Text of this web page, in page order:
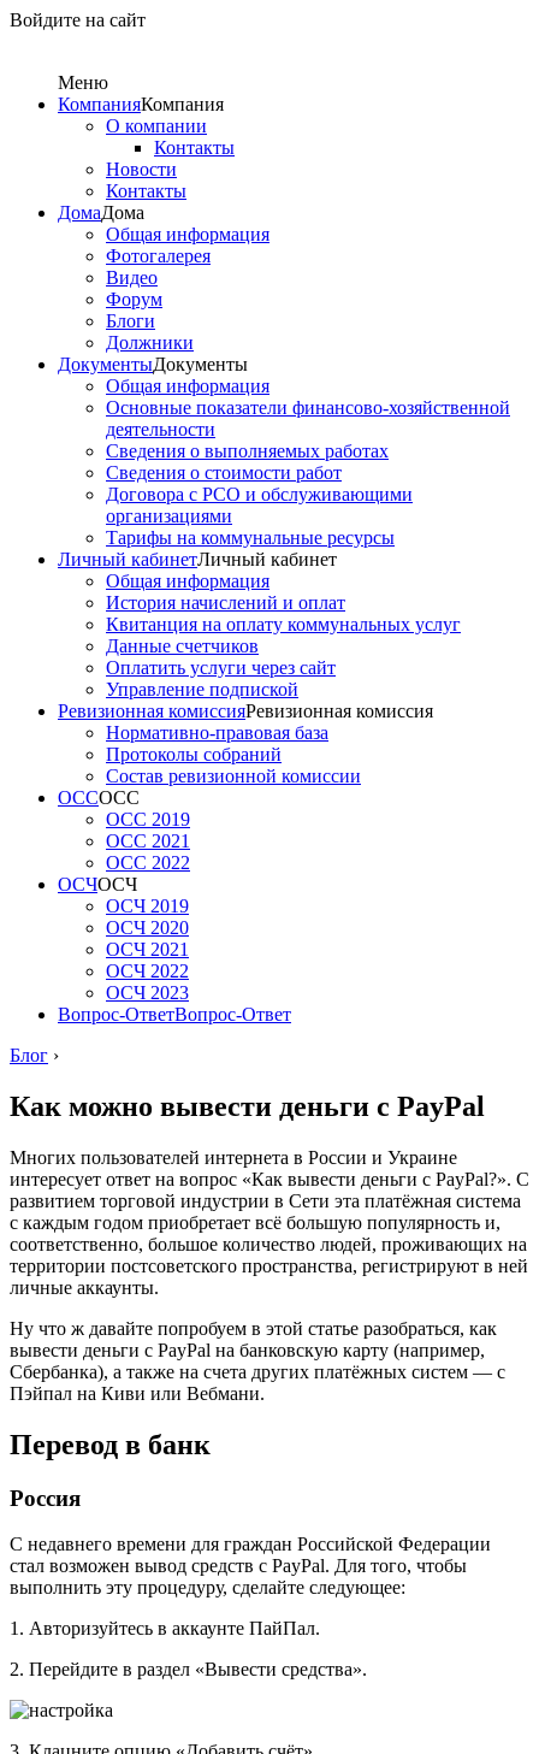
Войдите на сайт
Меню
КомпанияКомпания
О компании
Контакты
Новости
Контакты
ДомаДома
Общая информация
Фотогалерея
Видео
Форум
Блоги
Должники
ДокументыДокументы
Общая информация
Основные показатели финансово-хозяйственной
деятельности
Сведения о выполняемых работах
Сведения о стоимости работ
Договора с РСО и обслуживающими
организациями
Тарифы на коммунальные ресурсы
Личный кабинетЛичный кабинет
Общая информация
История начислений и оплат
Квитанция на оплату коммунальных услуг
Данные счетчиков
Оплатить услуги через сайт
Управление подпиской
Ревизионная комиссияРевизионная комиссия
Нормативно-правовая база
Протоколы собраний
Состав ревизионной комиссии
ОССОСС
ОСС 2019
ОСС 2021
ОСС 2022
ОСЧОСЧ
ОСЧ 2019
ОСЧ 2020
ОСЧ 2021
ОСЧ 2022
ОСЧ 2023
Вопрос-ОтветВопрос-Ответ
Блог ›
Как можно вывести деньги с PayPal
Многих пользователей интернета в России и Украине
интересует ответ на вопрос «Как вывести деньги с PayPal?». С
развитием торговой индустрии в Сети эта платёжная система
с каждым годом приобретает всё большую популярность и,
соответственно, большое количество людей, проживающих на
территории постсоветского пространства, регистрируют в ней
личные аккаунты.
Ну что ж давайте попробуем в этой статье разобраться, как
вывести деньги с PayPal на банковскую карту (например,
Сбербанка), а также на счета других платёжных систем — с
Пэйпал на Киви или Вебмани.
Перевод в банк
Россия
С недавнего времени для граждан Российской Федерации
стал возможен вывод средств с PayPal. Для того, чтобы
выполнить эту процедуру, сделайте следующее:
1. Авторизуйтесь в аккаунте ПайПал.
2. Перейдите в раздел «Вывести средства».